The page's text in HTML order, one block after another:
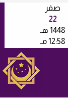
صفر
22
1448 هـ
12:58 مـ